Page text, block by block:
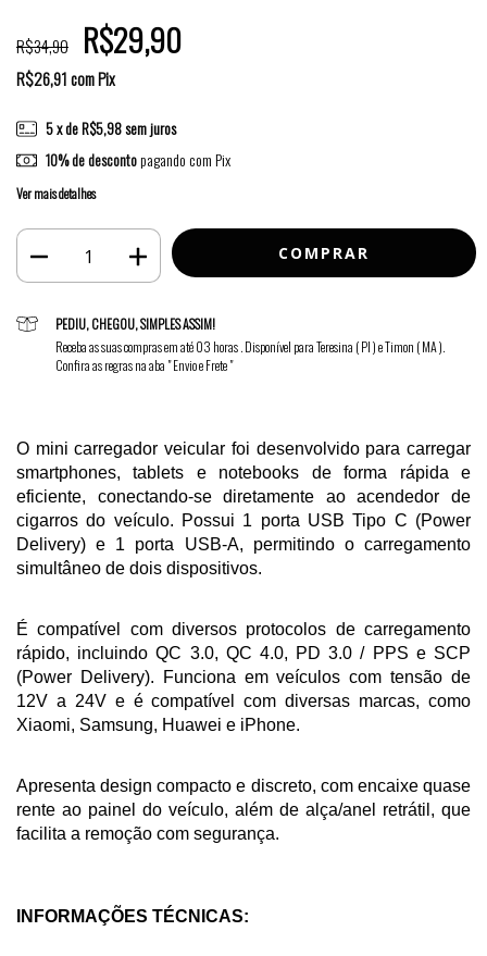
R$34,90 R$29,90
R$26,91comPix
5x deR$5,98sem juros
10% de descontopagando com Pix
Ver mais detalhes
PEDIU, CHEGOU, SIMPLES ASSIM!
Receba as suas compras em até 03 horas . Disponível para Teresina ( PI ) e Timon ( MA ).
Confira as regras na aba " Envio e Frete "
O mini carregador veicular foi desenvolvido para carregar
smartphones, tablets e notebooks de forma rápida e
eficiente, conectando-se diretamente ao acendedor de
cigarros do veículo. Possui 1 porta USB Tipo C (Power
Delivery) e 1 porta USB-A, permitindo o carregamento
simultâneo de dois dispositivos.
É compatível com diversos protocolos de carregamento
rápido, incluindo QC 3.0, QC 4.0, PD 3.0 / PPS e SCP
(Power Delivery). Funciona em veículos com tensão de
12V a 24V e é compatível com diversas marcas, como
Xiaomi, Samsung, Huawei e iPhone.
Apresenta design compacto e discreto, com encaixe quase
rente ao painel do veículo, além de alça/anel retrátil, que
facilita a remoção com segurança.
INFORMAÇÕES TÉCNICAS: